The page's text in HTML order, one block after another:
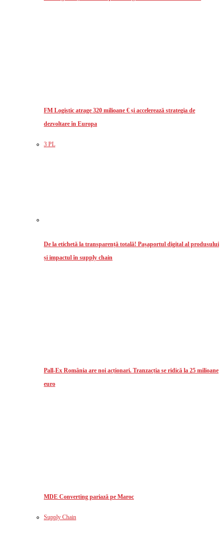
FM Logistic atrage 320 milioane € și accelerează strategia de
dezvoltare în Europa
3 PL
De la etichetă la transparență totală! Pașaportul digital al produsului
și impactul în supply chain
Pall-Ex România are noi acționari. Tranzacția se ridică la 25 milioane
euro
MDE Converting pariază pe Maroc
Supply Chain